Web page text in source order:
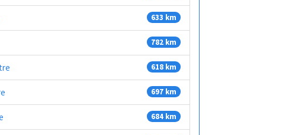
633 km
782 km
618 km
697 km
684 km